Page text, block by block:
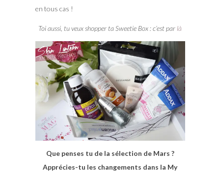
en tous cas !
Toi aussi, tu veux shopper ta Sweetie Box : c’est par là
Que penses tu de la sélection de Mars ?
Apprécies-tu les changements dans la My